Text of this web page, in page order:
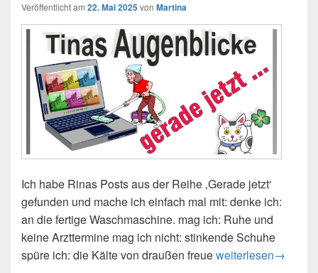
Veröffentlicht am 22. Mai 2025von Martina
Ich habe Rinas Posts aus der Reihe ‚Gerade jetzt‘
gefunden und mache ich einfach mal mit: denke ich:
an die fertige Waschmaschine. mag ich: Ruhe und
keine Arzttermine mag ich nicht: stinkende Schuhe
spüre ich: die Kälte von draußen freueGerade jetzt
weiterlesen→